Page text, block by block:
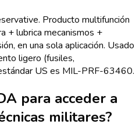
Producto multifunción
+ lubrica mecanismos +
en una sola aplicación. Usado
ligero (fusiles,
US es MIL-PRF-63460.
para acceder a
militares?